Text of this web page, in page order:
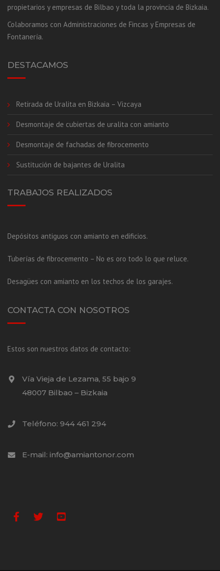
propietarios y empresas de Bilbao y toda la provincia de Bizkaia.
Colaboramos con Administraciones de Fincas y Empresas de
Fontanería.
DESTACAMOS
Retirada de Uralita en Bizkaia – Vizcaya
Desmontaje de cubiertas de uralita con amianto
Desmontaje de fachadas de fibrocemento
Sustitución de bajantes de Uralita
TRABAJOS REALIZADOS
Depósitos antiguos con amianto en edificios.
Tuberías de fibrocemento – No es oro todo lo que reluce.
Desagües con amianto en los techos de los garajes.
CONTACTA CON NOSOTROS
Estos son nuestros datos de contacto:
Vía Vieja de Lezama, 55 bajo 9
48007 Bilbao – Bizkaia
Teléfono: 944 461 294
E-mail: info@amiantonor.com
Facebook
TwitterYoutube